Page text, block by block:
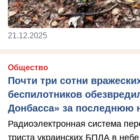
21.12.2025
Общество
Почти три сотни
беспилотников
Донбасса» за последнюю
Радиоэлектронная система
триста украинских БПЛА в